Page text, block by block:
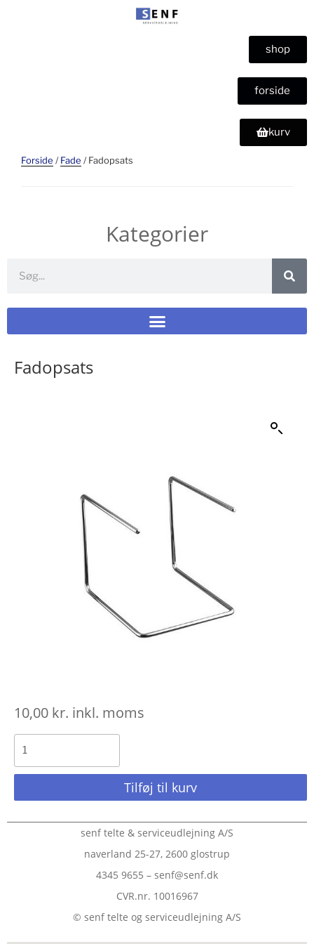
shop
forside
kurv
Forside /Fade / Fadopsats
Kategorier
Fadopsats
10,00 kr. inkl. moms
Tilføj til kurv
senf telte & serviceudlejning A/S
naverland 25-27, 2600 glostrup
4345 9655 – senf@senf.dk
CVR.nr. 10016967
© senf telte og serviceudlejning A/S